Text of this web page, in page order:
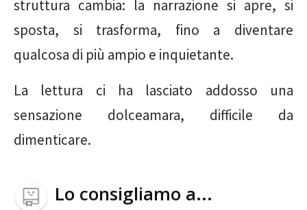
struttura cambia: la narrazione si apre, si
sposta, si trasforma, fino a diventare
qualcosa di più ampio e inquietante.
La lettura ci ha lasciato addosso una
sensazione dolceamara, difficile da
dimenticare.
Lo consigliamo a...